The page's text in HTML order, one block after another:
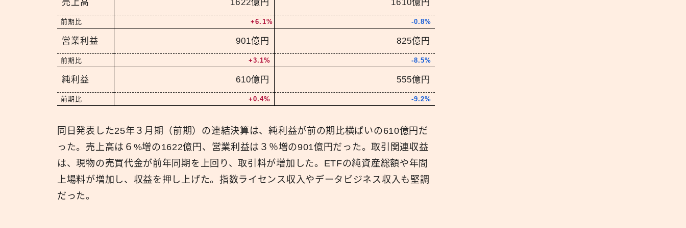
売上高 1622億円 1610億円
前期比 +6.1% -0.8%
営業利益 901億円 825億円
前期比 +3.1% -8.5%
純利益 610億円 555億円
前期比 +0.4% -9.2%
同日発表した25年３月期（前期）の連結決算は、純利益が前の期比横ばいの610億円だ
った。売上高は６%増の1622億円、営業利益は３％増の901億円だった。取引関連収益
は、現物の売買代金が前年同期を上回り、取引料が増加した。ETFの純資産総額や年間
上場料が増加し、収益を押し上げた。指数ライセンス収⼊やデータビジネス収⼊も堅調
だった。